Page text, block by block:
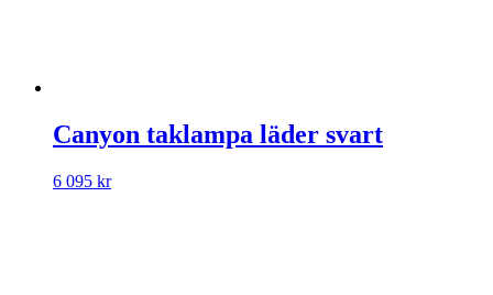
Canyon taklampa läder svart
6 095 kr